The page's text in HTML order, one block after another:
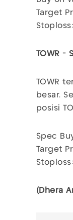
Target
TOWR -
TOWR
besar.
posisi
Spec
Target
(Dhera